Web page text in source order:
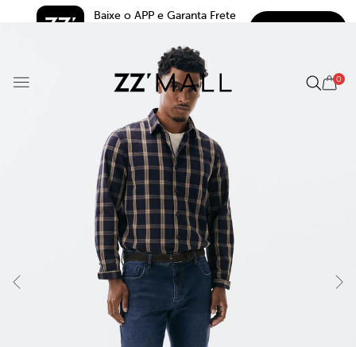
Baixe o APP e Garanta Frete
5.0
0